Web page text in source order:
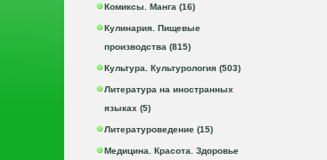
Комиксы. Манга (16)
Кулинария. Пищевые
производства (815)
Культура. Культурология (503)
Литература на иностранных
языках (5)
Литературоведение (15)
Медицина. Красота. Здоровье